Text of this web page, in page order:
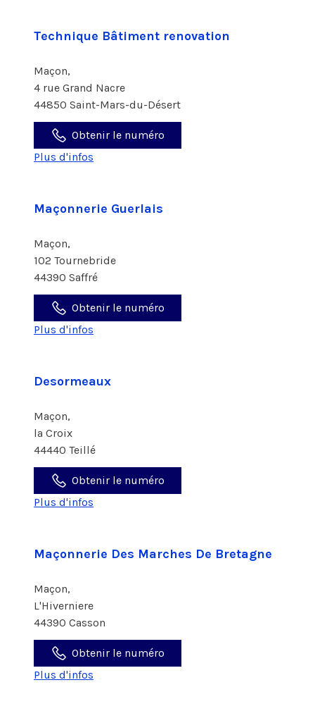
Technique Bâtiment renovation
Maçon,
4 rue Grand Nacre
44850 Saint-Mars-du-Désert
Obtenir le numéro
Plus d'infos
Maçonnerie Guerlais
Maçon,
102 Tournebride
44390 Saffré
Obtenir le numéro
Plus d'infos
Desormeaux
Maçon,
la Croix
44440 Teillé
Obtenir le numéro
Plus d'infos
Maçonnerie Des Marches De Bretagne
Maçon,
L'Hiverniere
44390 Casson
Obtenir le numéro
Plus d'infos